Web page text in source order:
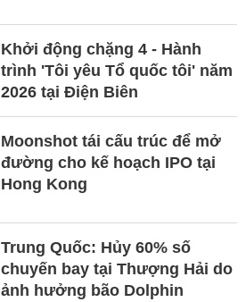
Khởi động chặng 4 - Hành
trình 'Tôi yêu Tổ quốc tôi' năm
2026 tại Điện Biên
Moonshot tái cấu trúc để mở
đường cho kế hoạch IPO tại
Hong Kong
Trung Quốc: Hủy 60% số
chuyến bay tại Thượng Hải do
ảnh hưởng bão Dolphin